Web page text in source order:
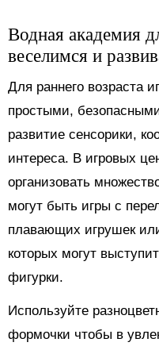
Водная академия
веселимся и
Для раннего возраста
простыми,
развитие сенсорики,
интереса. В игровых
организовать
могут быть игры с
плавающих игрушек
которых могут
фигурки.
Используйте
формочки чтобы в